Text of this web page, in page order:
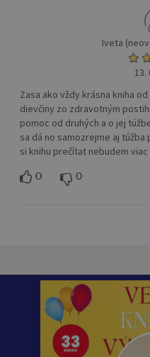
Iveta
13.
Zasa ako vždy krásna kniha
dievčiny zo zdravotným
pomoc od druhých a o jej
sa dá no samozrejme aj túžba
si knihu prečítat nebudem
0 0